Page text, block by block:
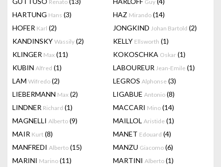
Renato Guy
HARTUNG Hans (3) HAZ Mirando (14)
HOFER Karl (2) JONGKIND Johan Bartold (2)
KANDINSKY Wassily (2) KELLY Ellsworth (1)
KLINGER Max (11) KOKOSCHKA Oskar (1)
KUBIN Alfred (1) LABOUREUR Jean-Emile (1)
LAM Wifredo (2) LEGROS Alphonse (3)
LIEBERMANN Max (2) LIGABUE Antonio (8)
LINDNER Richard (1) MACCARI Mino (14)
MAGNELLI Alberto (9) MAILLOL Aristide (1)
MAIR Kurt (8) MANET Edouard (4)
MANFREDI Alberto (15) MANZU Giacomo (6)
MARINI Marino (11) MARTINI Alberto (1)